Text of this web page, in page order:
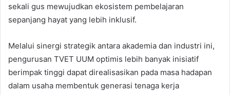
sekali gus mewujudkan ekosistem pembelajaran
sepanjang hayat yang lebih inklusif.
Melalui sinergi strategik antara akademia dan industri ini,
pengurusan TVET UUM optimis lebih banyak inisiatif
berimpak tinggi dapat direalisasikan pada masa hadapan
dalam usaha membentuk generasi tenaga kerja